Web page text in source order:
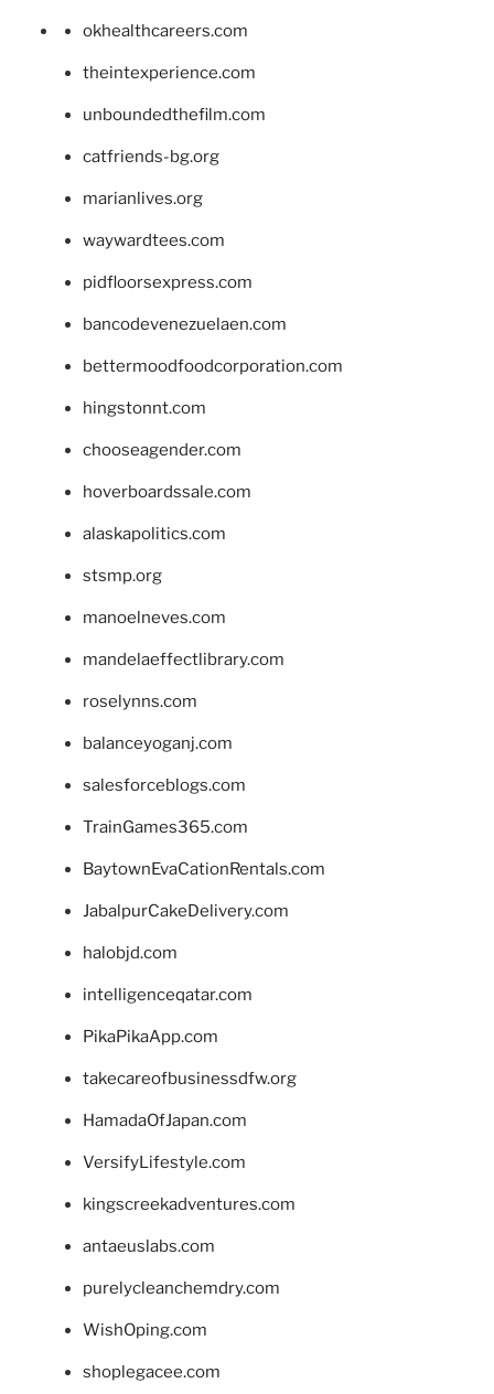
okhealthcareers.com
theintexperience.com
unboundedthefilm.com
catfriends-bg.org
marianlives.org
waywardtees.com
pidfloorsexpress.com
bancodevenezuelaen.com
bettermoodfoodcorporation.com
hingstonnt.com
chooseagender.com
hoverboardssale.com
alaskapolitics.com
stsmp.org
manoelneves.com
mandelaeffectlibrary.com
roselynns.com
balanceyoganj.com
salesforceblogs.com
TrainGames365.com
BaytownEvaCationRentals.com
JabalpurCakeDelivery.com
halobjd.com
intelligenceqatar.com
PikaPikaApp.com
takecareofbusinessdfw.org
HamadaOfJapan.com
VersifyLifestyle.com
kingscreekadventures.com
antaeuslabs.com
purelycleanchemdry.com
WishOping.com
shoplegacee.com